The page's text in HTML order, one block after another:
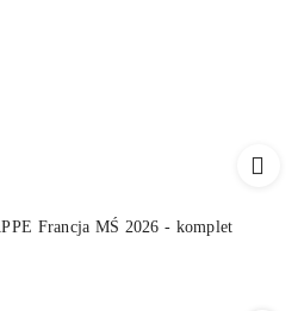
Francja MŚ 2026 - komplet